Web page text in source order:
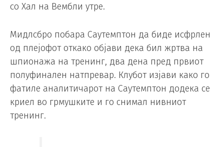
со Хал на Вембли утре.
Мидлсбро побара Саутемптон да биде исфрлен
од плејофот откако објави дека бил жртва на
шпионажа на тренинг, два дена пред првиот
полуфинален натпревар. Клубот изјави како го
фатиле аналитичарот на Саутемптон додека се
криел во грмушките и го снимал нивниот
тренинг.